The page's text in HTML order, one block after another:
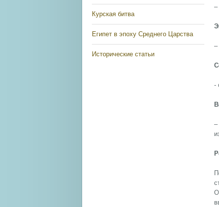
Курская битва
Египет в эпоху Среднего Царства
Исторические статьи
–
–
-
–